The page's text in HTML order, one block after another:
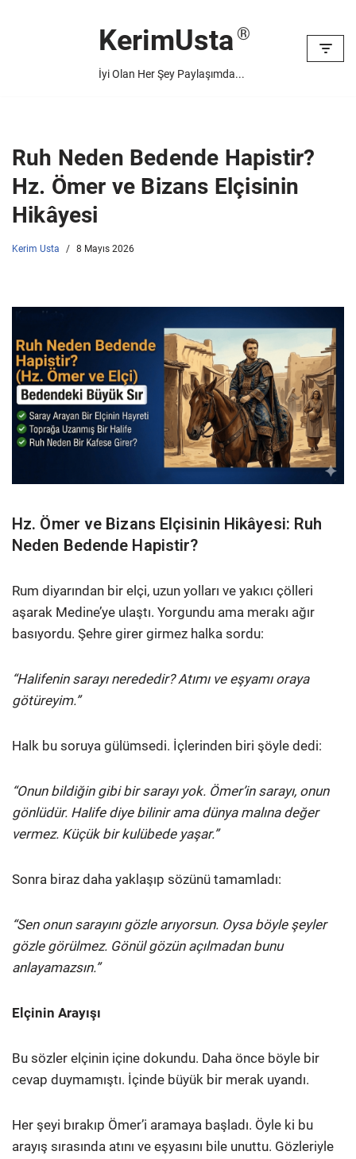
KerimUsta
İyi Olan Her Şey Paylaşımda...
Ruh Neden Bedende Hapistir?
Hz. Ömer ve Bizans Elçisinin
Hikâyesi
Kerim Usta 8 Mayıs 2026
Hz. Ömer ve Bizans Elçisinin Hikâyesi: Ruh
Neden Bedende Hapistir?
Rum diyarından bir elçi, uzun yolları ve yakıcı çölleri
aşarak Medine’ye ulaştı. Yorgundu ama merakı ağır
basıyordu. Şehre girer girmez halka sordu:
“Halifenin sarayı nerededir? Atımı ve eşyamı oraya
götüreyim.”
Halk bu soruya gülümsedi. İçlerinden biri şöyle dedi:
“Onun bildiğin gibi bir sarayı yok. Ömer’in sarayı, onun
gönlüdür. Halife diye bilinir ama dünya malına değer
vermez. Küçük bir kulübede yaşar.”
Sonra biraz daha yaklaşıp sözünü tamamladı:
“Sen onun sarayını gözle arıyorsun. Oysa böyle şeyler
gözle görülmez. Gönül gözün açılmadan bunu
anlayamazsın.”
Elçinin Arayışı
Bu sözler elçinin içine dokundu. Daha önce böyle bir
cevap duymamıştı. İçinde büyük bir merak uyandı.
Her şeyi bırakıp Ömer’i aramaya başladı. Öyle ki bu
arayış sırasında atını ve eşyasını bile unuttu. Gözleriyle